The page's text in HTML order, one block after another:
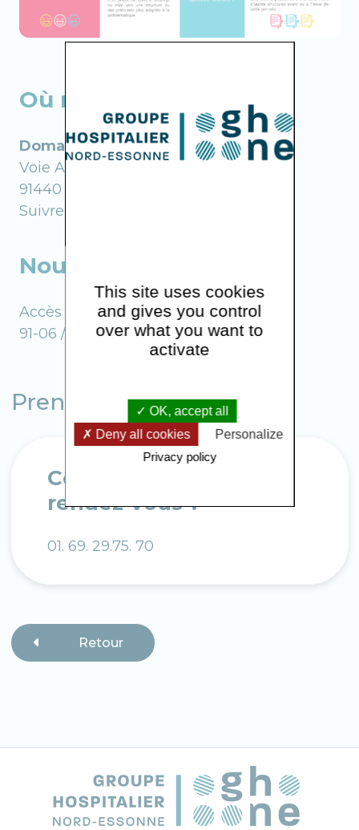
Où nous trouver ?​
Domaine du Grand Mesnil
Voie Alfred Kastler
91440 Bures-sur-Yvette
Suivre fléchage, 1er étage
Nous rencontrer
Accès (bus) : Gare Massy-Palaiseau
91-06 / 91-10 / Gare Orsay-Ville : 7/8
Prendre rendez-vous
Comment prendre
rendez-vous ?
01. 69. 29.75. 70
Retour
This site uses cookies
and gives you control
over what you want to
activate
OK, accept all
Deny all cookies
Personalize
Privacy policy